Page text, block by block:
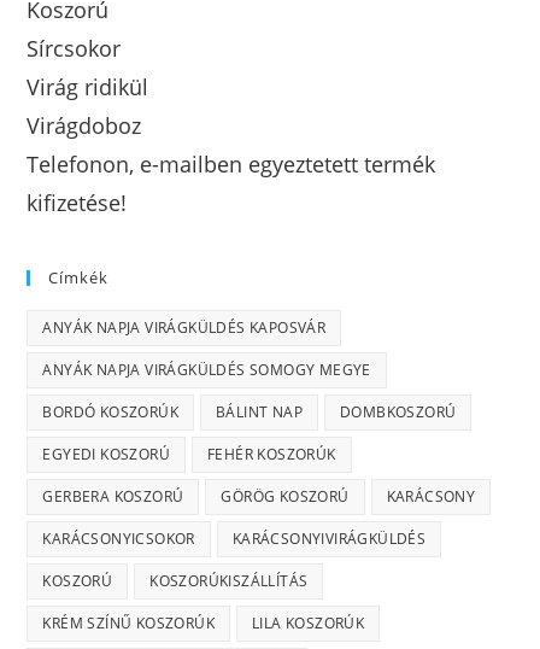
Koszorú
Sírcsokor
Virág ridikül
Virágdoboz
Telefonon, e-mailben egyeztetett termék
kifizetése!
Címkék
ANYÁK NAPJA VIRÁGKÜLDÉS KAPOSVÁR
ANYÁK NAPJA VIRÁGKÜLDÉS SOMOGY MEGYE
BORDÓ KOSZORÚK BÁLINT NAP DOMBKOSZORÚ
EGYEDI KOSZORÚ FEHÉR KOSZORÚK
GERBERA KOSZORÚ GÖRÖG KOSZORÚ KARÁCSONY
KARÁCSONYICSOKOR KARÁCSONYIVIRÁGKÜLDÉS
KOSZORÚ KOSZORÚKISZÁLLÍTÁS
KRÉM SZÍNŰ KOSZORÚK LILA KOSZORÚK